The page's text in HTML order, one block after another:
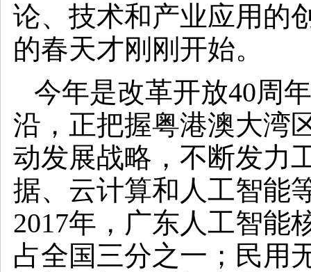
论、技术和产业应用的
的春天才刚刚开始。
今年是改革开放40周
沿，正把握粤港澳大湾
动发展战略，不断发力
据、云计算和人工智能
2017年，广东人工智能
占全国三分之一；民用